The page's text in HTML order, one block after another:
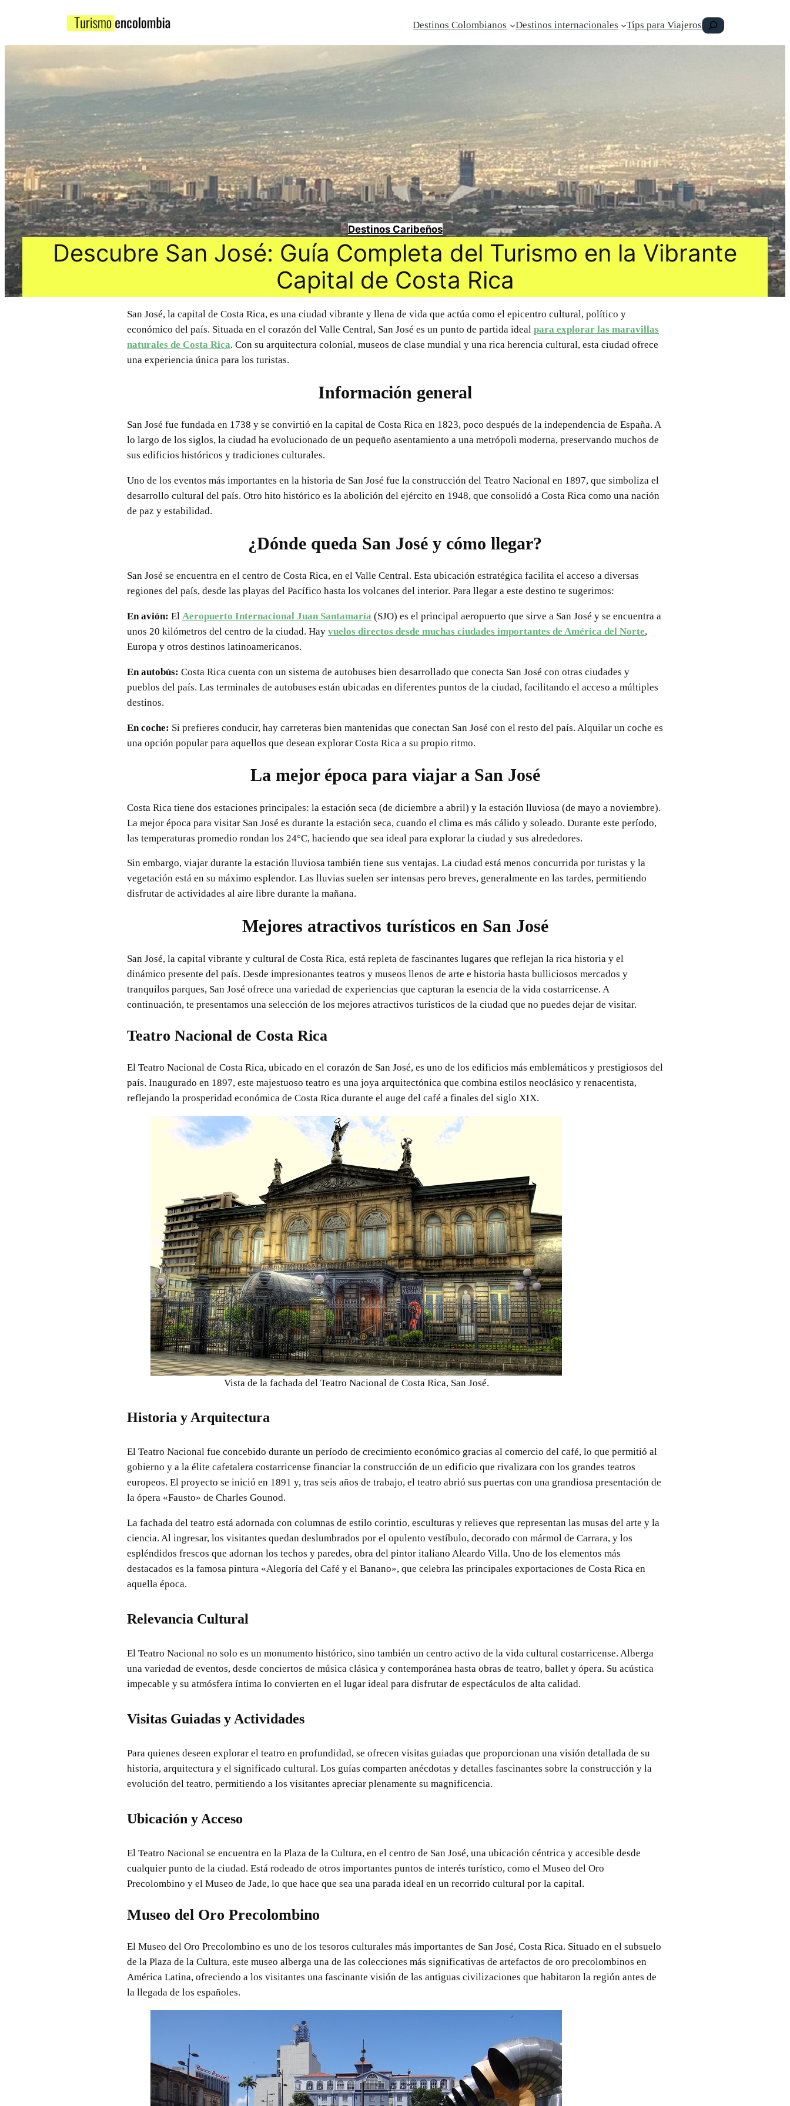
Destinos Colombianos Destinos internacionales Tips para ViajerosBuscar
Destinos Caribeños
Descubre San José: Guía Completa del Turismo en la Vibrante
Capital de Costa Rica
San José, la capital de Costa Rica, es una ciudad vibrante y llena de vida que actúa como el epicentro cultural, político y
económico del país. Situada en el corazón del Valle Central, San José es un punto de partida ideal para explorar las maravillas
naturales de Costa Rica. Con su arquitectura colonial, museos de clase mundial y una rica herencia cultural, esta ciudad ofrece
una experiencia única para los turistas.
Información general
San José fue fundada en 1738 y se convirtió en la capital de Costa Rica en 1823, poco después de la independencia de España. A
lo largo de los siglos, la ciudad ha evolucionado de un pequeño asentamiento a una metrópoli moderna, preservando muchos de
sus edificios históricos y tradiciones culturales.
Uno de los eventos más importantes en la historia de San José fue la construcción del Teatro Nacional en 1897, que simboliza el
desarrollo cultural del país. Otro hito histórico es la abolición del ejército en 1948, que consolidó a Costa Rica como una nación
de paz y estabilidad.
¿Dónde queda San José y cómo llegar?
San José se encuentra en el centro de Costa Rica, en el Valle Central. Esta ubicación estratégica facilita el acceso a diversas
regiones del país, desde las playas del Pacífico hasta los volcanes del interior. Para llegar a este destino te sugerimos:
En avión: El Aeropuerto Internacional Juan Santamaría (SJO) es el principal aeropuerto que sirve a San José y se encuentra a
unos 20 kilómetros del centro de la ciudad. Hay vuelos directos desde muchas ciudades importantes de América del Norte,
Europa y otros destinos latinoamericanos.
En autobús: Costa Rica cuenta con un sistema de autobuses bien desarrollado que conecta San José con otras ciudades y
pueblos del país. Las terminales de autobuses están ubicadas en diferentes puntos de la ciudad, facilitando el acceso a múltiples
destinos.
En coche: Si prefieres conducir, hay carreteras bien mantenidas que conectan San José con el resto del país. Alquilar un coche es
una opción popular para aquellos que desean explorar Costa Rica a su propio ritmo.
La mejor época para viajar a San José
Costa Rica tiene dos estaciones principales: la estación seca (de diciembre a abril) y la estación lluviosa (de mayo a noviembre).
La mejor época para visitar San José es durante la estación seca, cuando el clima es más cálido y soleado. Durante este período,
las temperaturas promedio rondan los 24°C, haciendo que sea ideal para explorar la ciudad y sus alrededores.
Sin embargo, viajar durante la estación lluviosa también tiene sus ventajas. La ciudad está menos concurrida por turistas y la
vegetación está en su máximo esplendor. Las lluvias suelen ser intensas pero breves, generalmente en las tardes, permitiendo
disfrutar de actividades al aire libre durante la mañana.
Mejores atractivos turísticos en San José
San José, la capital vibrante y cultural de Costa Rica, está repleta de fascinantes lugares que reflejan la rica historia y el
dinámico presente del país. Desde impresionantes teatros y museos llenos de arte e historia hasta bulliciosos mercados y
tranquilos parques, San José ofrece una variedad de experiencias que capturan la esencia de la vida costarricense. A
continuación, te presentamos una selección de los mejores atractivos turísticos de la ciudad que no puedes dejar de visitar.
Teatro Nacional de Costa Rica
El Teatro Nacional de Costa Rica, ubicado en el corazón de San José, es uno de los edificios más emblemáticos y prestigiosos del
país. Inaugurado en 1897, este majestuoso teatro es una joya arquitectónica que combina estilos neoclásico y renacentista,
reflejando la prosperidad económica de Costa Rica durante el auge del café a finales del siglo XIX.
Vista de la fachada del Teatro Nacional de Costa Rica, San José.
Historia y Arquitectura
El Teatro Nacional fue concebido durante un período de crecimiento económico gracias al comercio del café, lo que permitió al
gobierno y a la élite cafetalera costarricense financiar la construcción de un edificio que rivalizara con los grandes teatros
europeos. El proyecto se inició en 1891 y, tras seis años de trabajo, el teatro abrió sus puertas con una grandiosa presentación de
la ópera «Fausto» de Charles Gounod.
La fachada del teatro está adornada con columnas de estilo corintio, esculturas y relieves que representan las musas del arte y la
ciencia. Al ingresar, los visitantes quedan deslumbrados por el opulento vestíbulo, decorado con mármol de Carrara, y los
espléndidos frescos que adornan los techos y paredes, obra del pintor italiano Aleardo Villa. Uno de los elementos más
destacados es la famosa pintura «Alegoría del Café y el Banano», que celebra las principales exportaciones de Costa Rica en
aquella época.
Relevancia Cultural
El Teatro Nacional no solo es un monumento histórico, sino también un centro activo de la vida cultural costarricense. Alberga
una variedad de eventos, desde conciertos de música clásica y contemporánea hasta obras de teatro, ballet y ópera. Su acústica
impecable y su atmósfera íntima lo convierten en el lugar ideal para disfrutar de espectáculos de alta calidad.
Visitas Guiadas y Actividades
Para quienes deseen explorar el teatro en profundidad, se ofrecen visitas guiadas que proporcionan una visión detallada de su
historia, arquitectura y el significado cultural. Los guías comparten anécdotas y detalles fascinantes sobre la construcción y la
evolución del teatro, permitiendo a los visitantes apreciar plenamente su magnificencia.
Ubicación y Acceso
El Teatro Nacional se encuentra en la Plaza de la Cultura, en el centro de San José, una ubicación céntrica y accesible desde
cualquier punto de la ciudad. Está rodeado de otros importantes puntos de interés turístico, como el Museo del Oro
Precolombino y el Museo de Jade, lo que hace que sea una parada ideal en un recorrido cultural por la capital.
Museo del Oro Precolombino
El Museo del Oro Precolombino es uno de los tesoros culturales más importantes de San José, Costa Rica. Situado en el subsuelo
de la Plaza de la Cultura, este museo alberga una de las colecciones más significativas de artefactos de oro precolombinos en
América Latina, ofreciendo a los visitantes una fascinante visión de las antiguas civilizaciones que habitaron la región antes de
la llegada de los españoles.